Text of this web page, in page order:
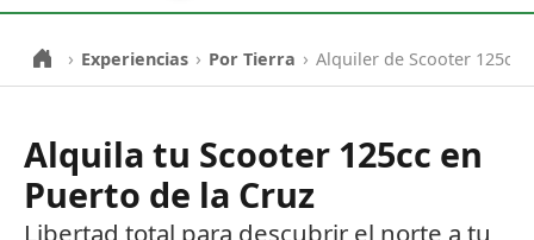
› Experiencias › Por Tierra › Alquiler de Scooter 125cc
Alquila tu Scooter 125cc en
Puerto de la Cruz
Libertad total para descubrir el norte a tu